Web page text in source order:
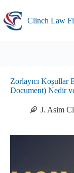
content
Clinch Law
Zorlayıcı
Document) Nedir
J. Asim